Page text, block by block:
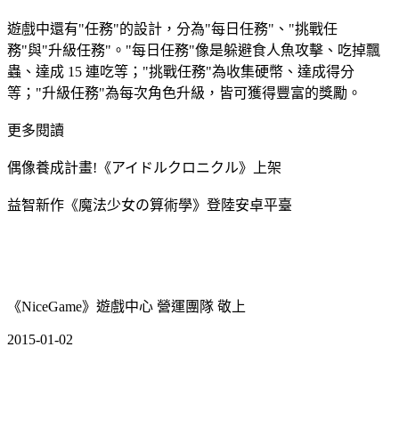
遊戲中還有"任務"的設計，分為"每日任務"、"挑戰任
務"與"升級任務"。"每日任務"像是躲避食人魚攻擊、吃掉飄
蟲、達成 15 連吃等；"挑戰任務"為收集硬幣、達成得分
等；"升級任務"為每次角色升級，皆可獲得豐富的獎勵。
更多閱讀
偶像養成計畫!《アイドルクロニクル》上架
益智新作《魔法少女の算術學》登陸安卓平臺
《NiceGame》遊戲中心 營運團隊 敬上
2015-01-02